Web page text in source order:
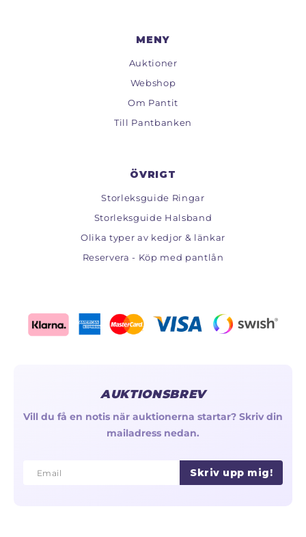
MENY
Auktioner
Webshop
Om Pantit
Till Pantbanken
ÖVRIGT
Storleksguide Ringar
Storleksguide Halsband
Olika typer av kedjor & länkar
Reservera - Köp med pantlån
AUKTIONSBREV
Vill du få en notis när auktionerna startar? Skriv din
mailadress nedan.
Email
Email Skriv upp mig!